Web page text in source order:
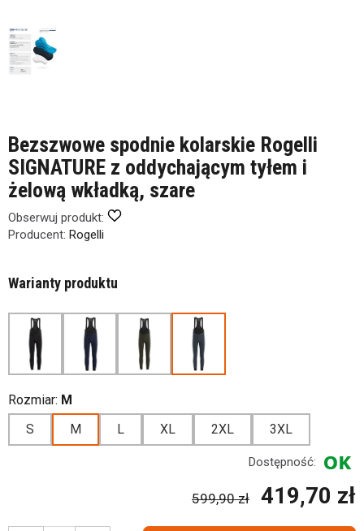
Bezszwowe spodnie kolarskie Rogelli
SIGNATURE z oddychającym tyłem i
żelową wkładką, szare
Obserwuj produkt:
Producent: Rogelli
Warianty produktu
Rozmiar: M
S
M L XL 2XL 3XL
Dostępność:
599,90 zł 419,70 zł